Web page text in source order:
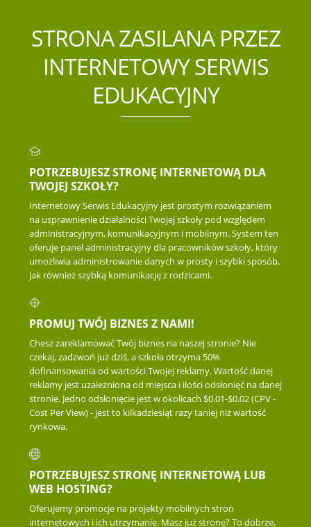
STRONA ZASILANA PRZEZ
INTERNETOWY SERWIS
EDUKACYJNY
POTRZEBUJESZ STRONĘ INTERNETOWĄ DLA
TWOJEJ SZKOŁY?
Internetowy Serwis Edukacyjny jest prostym rozwiązaniem
na usprawnienie działalności Twojej szkoły pod względem
administracyjnym, komunikacyjnym i mobilnym. System ten
oferuje panel administracyjny dla pracowników szkoły, który
umożliwia administrowanie danych w prosty i szybki sposób,
jak również szybką komunikację z rodzicami.
PROMUJ TWÓJ BIZNES Z NAMI!
Chesz zareklamować Twój biznes na naszej stronie? Nie
czekaj, zadzwoń już dziś, a szkoła otrzyma 50%
dofinansowania od wartości Twojej reklamy. Wartość danej
reklamy jest uzależniona od miejsca i ilości odsłonięć na danej
stronie. Jedno odsłonięcie jest w okolicach $0.01-$0.02 (CPV -
Cost Per View) - jest to kilkadziesiąt razy taniej niż wartość
rynkowa.
POTRZEBUJESZ STRONĘ INTERNETOWĄ LUB
WEB HOSTING?
Oferujemy promocje na projekty mobilnych stron
internetowych i ich utrzymanie. Masz już stronę? To dobrze,